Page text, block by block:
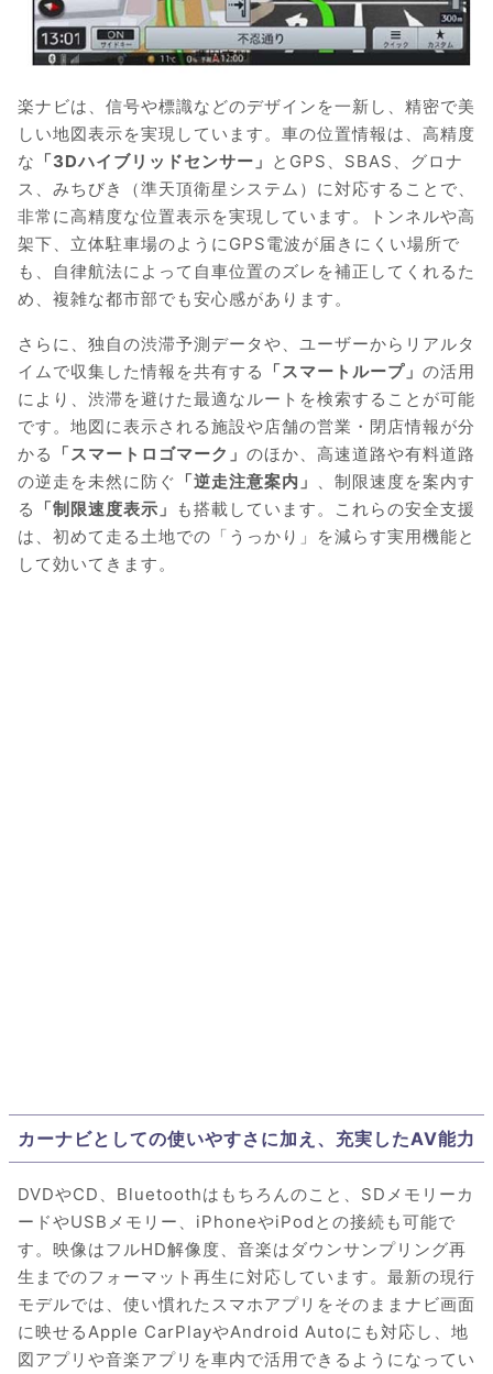
楽ナビは、信号や標識などのデザインを一新し、精密で美
しい地図表示を実現しています。車の位置情報は、高精度
な 「3Dハイブリッドセンサー」 とGPS、SBAS、グロナ
ス、みちびき（準天頂衛星システム）に対応することで、
非常に高精度な位置表示を実現しています。トンネルや高
架下、立体駐車場のようにGPS電波が届きにくい場所で
も、自律航法によって自車位置のズレを補正してくれるた
め、複雑な都市部でも安心感があります。
さらに、独自の渋滞予測データや、ユーザーからリアルタ
イムで収集した情報を共有する
「スマートループ」 の活用
により、渋滞を避けた最適なルートを検索することが可能
です。地図に表示される施設や店舗の営業・閉店情報が分
かる
「スマートロゴマーク」 のほか、高速道路や有料道路
の逆走を未然に防ぐ 「逆走注意案内」
、制限速度を案内す
る
「制限速度表示」
も搭載しています。これらの安全支援
は、初めて走る土地での「うっかり」を減らす実用機能と
して効いてきます。
カーナビとしての使いやすさに加え、充実したAV能力
DVDやCD、Bluetoothはもちろんのこと、SDメモリーカ
ードやUSBメモリー、iPhoneやiPodとの接続も可能で
す。映像はフルHD解像度、音楽はダウンサンプリング再
生までのフォーマット再生に対応しています。最新の現行
モデルでは、使い慣れたスマホアプリをそのままナビ画面
に映せるApple CarPlayやAndroid Autoにも対応し、地
図アプリや音楽アプリを車内で活用できるようになってい